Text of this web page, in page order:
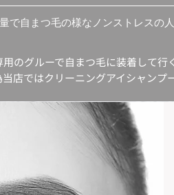
で自まつ毛の様なノンストレスの
のグルーで自まつ毛に装着して
店ではクリーニングアイシャンプ